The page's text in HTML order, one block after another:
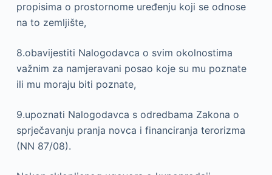
propisima o prostornome uređenju koji se odnose
na to zemljište,
8.obavijestiti Nalogodavca o svim okolnostima
važnim za namjeravani posao koje su mu poznate
ili mu moraju biti poznate,
9.upoznati Nalogodavca s odredbama Zakona o
sprječavanju pranja novca i financiranja terorizma
(NN 87/08).